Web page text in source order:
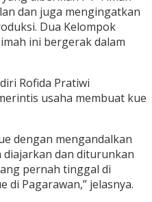
dan juga mengingatkan
Dua Kelompok
ini bergerak dalam
Rofida Pratiwi
usaha membuat kue
dengan mengandalkan
diajarkan dan diturunkan
pernah tinggal di
Pagarawan,” jelasnya.